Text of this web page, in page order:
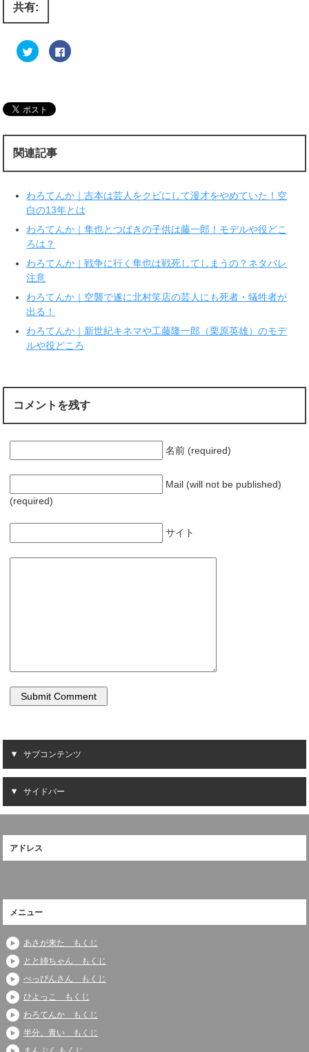
共有:
ク
リ
w
i
e
r
で
有
新
し
い
ウ
ン
ド
ウ
開
き
ま
)
F
a
す
ク
ッ
ク
し
て
だ
新
ィ
ン
で
開
き
関連記事
わろてんか｜吉本は芸人をクビにして漫才をやめていた！空
白の13年とは
わろてんか｜隼也とつばきの子供は藤一郎！モデルや役どこ
ろは？
わろてんか｜戦争に行く隼也は戦死してしまうの？ネタバレ
注意
わろてんか｜空襲で遂に北村笑店の芸人にも死者・犠牲者が
出る！
わろてんか｜新世紀キネマや工藤隆一郎（栗原英雄）のモデ
ルや役どころ
コメントを残す
名前 (required)
Mail (will not be published)
(required)
サイト
サブコンテンツ
サイドバー
アドレス
メニュー
あさが来た もくじ
とと姉ちゃん もくじ
べっぴんさん もくじ
ひよっこ もくじ
わろてんか もくじ
半分、青い もくじ